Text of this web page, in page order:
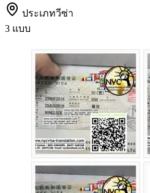
ประเภทวีซ่า
3 แบบ